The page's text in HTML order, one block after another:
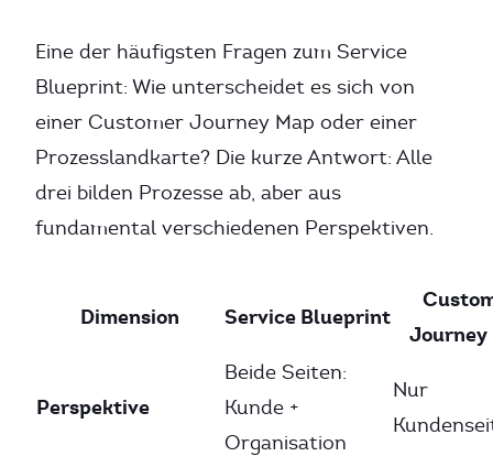
Eine der häufigsten Fragen zum Service
Blueprint: Wie unterscheidet es sich von
einer Customer Journey Map oder einer
Prozesslandkarte? Die kurze Antwort: Alle
drei bilden Prozesse ab, aber aus
fundamental verschiedenen Perspektiven.
Dimension Service Blueprint
Journey
Perspektive
Beide Seiten:
Kunde +
Organisation
Nur